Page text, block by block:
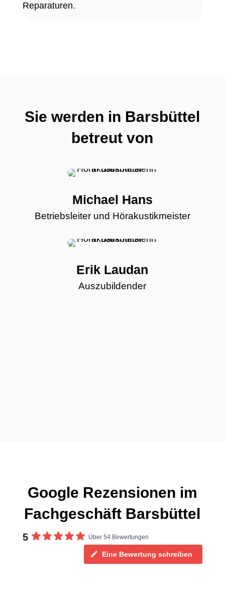
Reparaturen.
Sie werden in Barsbüttel
betreut von
Michael Hans
Betriebsleiter und Hörakustikmeister
Erik Laudan
Auszubildender
Google Rezensionen im
Fachgeschäft Barsbüttel
5 Über 54 Bewertungen
Eine Bewertung schreiben